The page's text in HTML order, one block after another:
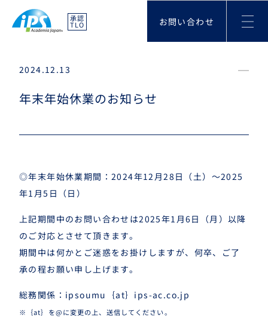
承認
TLO お問い合わせ
2024.12.13
年末年始休業のお知らせ
◎年末年始休業期間：2024年12月28日（土）～2025
年1月5日（日）
上記期間中のお問い合わせは2025年1月6日（月）以降
のご対応とさせて頂きます。
期間中は何かとご迷惑をお掛けしますが、何卒、ご了
承の程お願い申し上げます。
総務関係：ipsoumu｛at｝ips-ac.co.jp
※｛at｝を@に変更の上、送信してください。